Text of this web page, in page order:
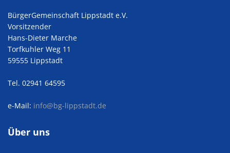
BürgerGemeinschaft Lippstadt e.V.
Vorsitzender
Hans-Dieter Marche
Torfkuhler Weg 11
59555 Lippstadt
Tel. 02941 64595
e-Mail: info@bg-lippstadt.de
Über uns